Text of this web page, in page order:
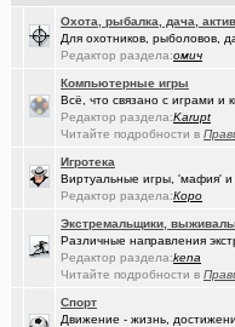
Что вы сейчас читаете?
Девушка на заметку:
Кто ставил
Кто ставил
Тепловычислители ВКТ-9
Предложения турфирм и
Случайные фото с
Энциклопедия Омской
Диалог с ИИ о романе
Охота, рыбалка, дача,
Для охотников, рыболовов,
Редактор раздела:омич
Компьютерные игры
Всё, что связано с играми и
Редактор раздела:Karupt
Читайте подробности в
Игротека
Виртуальные игры, 'мафия' и
Редактор раздела:Коро
Экстремальщики,
Различные направления
Редактор раздела:kena
Читайте подробности в
Спорт
Движение - жизнь,